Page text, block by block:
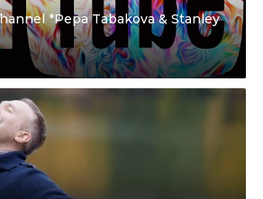
*Pepa Tabakova & Stanley